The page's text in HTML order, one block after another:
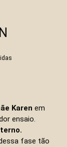
Karen em
ensaio.
fase tão